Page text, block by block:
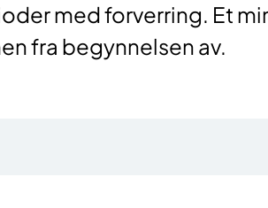
med forverring. Et
fra begynnelsen av.